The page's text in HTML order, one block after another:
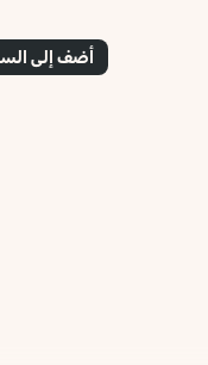
أضف إلى